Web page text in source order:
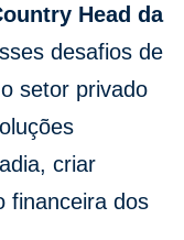
Head da
desafios de
setor privado
criar
financeira dos